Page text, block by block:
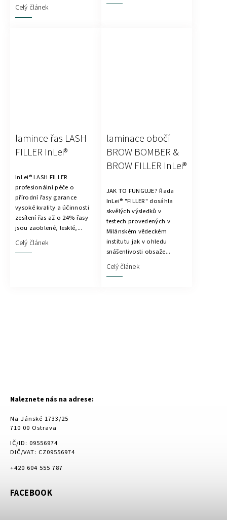
Celý článek
lamince řas LASH
FILLER InLei®
InLei® LASH FILLER
profesionální péče o
přírodní řasy garance
vysoké kvality a účinnosti
zesílení řas až o 24% řasy
jsou zaoblené, lesklé,...
Celý článek
laminace obočí
BROW BOMBER &
BROW FILLER InLei®
JAK TO FUNGUJE? Řada
InLei® "FILLER" dosáhla
skvělých výsledků v
testech provedených v
Milánském vědeckém
institutu jak v ohledu
snášenlivosti obsaže...
Celý článek
Naleznete nás na adrese:
Na Jánské 1733/25
710 00 Ostrava
IČ/ID: 09556974
DIČ/VAT: CZ09556974
+420 604 555 787
FACEBOOK